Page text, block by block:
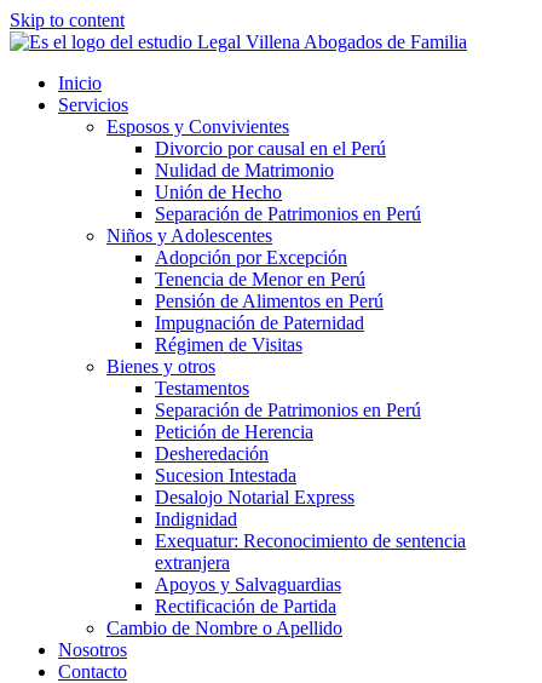
Skip to content
Inicio
Servicios
Esposos y Convivientes
Divorcio por causal en el Perú
Nulidad de Matrimonio
Unión de Hecho
Separación de Patrimonios en Perú
Niños y Adolescentes
Adopción por Excepción
Tenencia de Menor en Perú
Pensión de Alimentos en Perú
Impugnación de Paternidad
Régimen de Visitas
Bienes y otros
Testamentos
Separación de Patrimonios en Perú
Petición de Herencia
Desheredación
Sucesion Intestada
Desalojo Notarial Express
Indignidad
Exequatur: Reconocimiento de sentencia
extranjera
Apoyos y Salvaguardias
Rectificación de Partida
Cambio de Nombre o Apellido
Nosotros
Contacto